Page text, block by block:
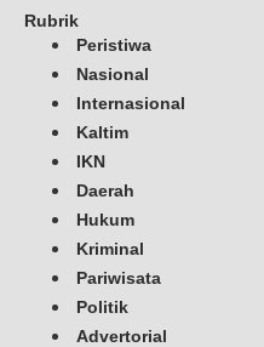
Rubrik
Peristiwa
Nasional
Internasional
Kaltim
IKN
Daerah
Hukum
Kriminal
Pariwisata
Politik
Advertorial